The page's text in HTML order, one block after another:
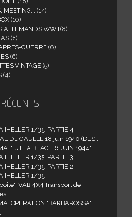
MEETING...
(14)
(10)
ALLEMANDS WWII (8)
(8)
GUERRE (6)
(6)
VINTAGE (5)
(4)
[HELLER 1/35] PARTIE 4
DE GAULLE 18 juin 1940 (DES...
" UTHA BEACH 6 JUIN 1944"
[HELLER 1/35] PARTIE 3
[HELLER 1/35] PARTIE 2
[HELLER 1/35]
VAB 4X4 Transport de
OPERATION "BARBAROSSA"